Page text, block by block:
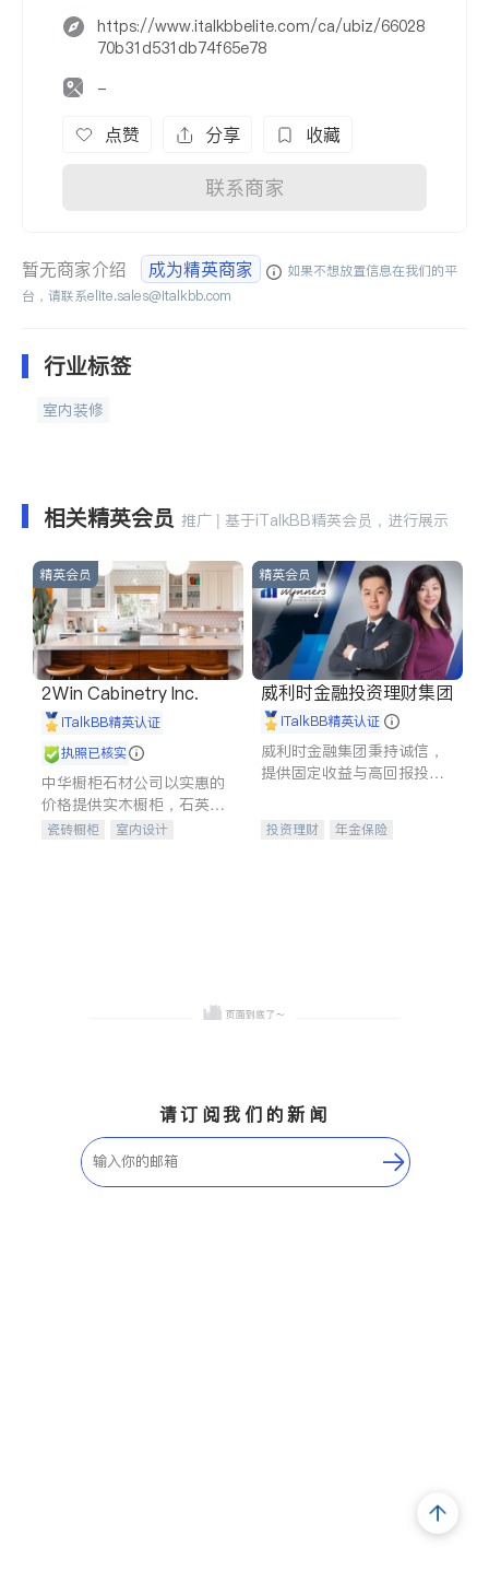
https://www.italkbbelite.com/ca/ubiz/66028
70b31d531db74f65e78
-
点赞 分享 收藏
联系商家
暂无商家介绍 成为精英商家
如果不想放置信息在我们的平
台，请联系elite.sales@italkbb.com
行业标签
室内装修
相关精英会员 推广 | 基于iTalkBB精英会员，进行展示
精英会员
2Win Cabinetry Inc.
iTalkBB精英认证
执照已核实
中华橱柜石材公司以实惠的
价格提供实木橱柜，石英石
台面，多种优质不锈钢水
瓷砖橱柜
室内设计
精英会员
威利时金融投资理财集团
iTalkBB精英认证
威利时金融集团秉持诚信，
提供固定收益与高回报投资
合，助力客户实现目标
投资理财
年金保险
请订阅我们的新闻